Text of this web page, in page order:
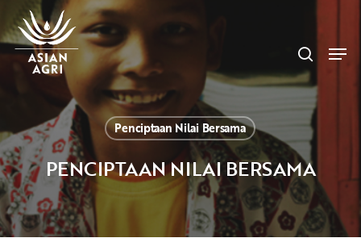
to
main
content
Penciptaan Nilai Bersama
PENCIPTAAN NILAI BERSAMA